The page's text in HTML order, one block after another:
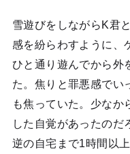
雪遊びをしながらK君
感を紛らわすように、
ひと通り遊んでから外
た。焦りと罪悪感でい
も焦っていた。少なか
した自覚があったのだ
逆の自宅まで1時間以